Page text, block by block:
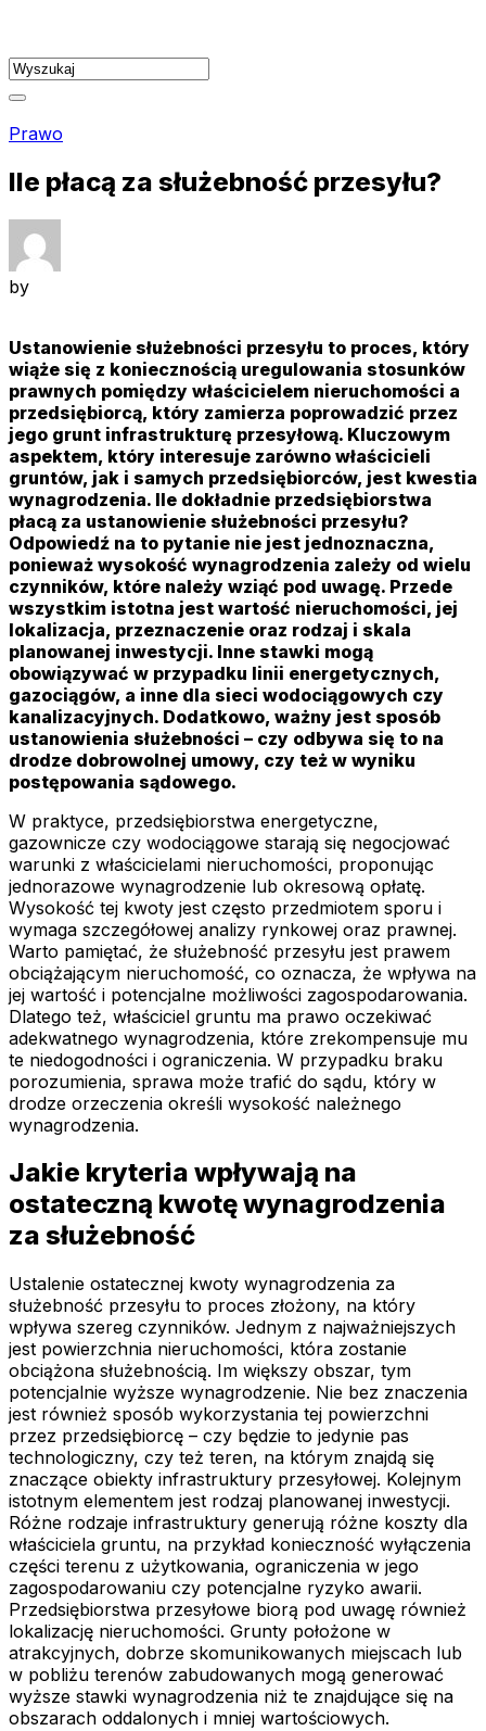
content
Prawo
Ile płacą za służebność przesyłu?
by
Ustanowienie służebności przesyłu to proces, który
wiąże się z koniecznością uregulowania stosunków
prawnych pomiędzy właścicielem nieruchomości a
przedsiębiorcą, który zamierza poprowadzić przez
jego grunt infrastrukturę przesyłową. Kluczowym
aspektem, który interesuje zarówno właścicieli
gruntów, jak i samych przedsiębiorców, jest kwestia
wynagrodzenia. Ile dokładnie przedsiębiorstwa
płacą za ustanowienie służebności przesyłu?
Odpowiedź na to pytanie nie jest jednoznaczna,
ponieważ wysokość wynagrodzenia zależy od wielu
czynników, które należy wziąć pod uwagę. Przede
wszystkim istotna jest wartość nieruchomości, jej
lokalizacja, przeznaczenie oraz rodzaj i skala
planowanej inwestycji. Inne stawki mogą
obowiązywać w przypadku linii energetycznych,
gazociągów, a inne dla sieci wodociągowych czy
kanalizacyjnych. Dodatkowo, ważny jest sposób
ustanowienia służebności – czy odbywa się to na
drodze dobrowolnej umowy, czy też w wyniku
postępowania sądowego.
W praktyce, przedsiębiorstwa energetyczne,
gazownicze czy wodociągowe starają się negocjować
warunki z właścicielami nieruchomości, proponując
jednorazowe wynagrodzenie lub okresową opłatę.
Wysokość tej kwoty jest często przedmiotem sporu i
wymaga szczegółowej analizy rynkowej oraz prawnej.
Warto pamiętać, że służebność przesyłu jest prawem
obciążającym nieruchomość, co oznacza, że wpływa na
jej wartość i potencjalne możliwości zagospodarowania.
Dlatego też, właściciel gruntu ma prawo oczekiwać
adekwatnego wynagrodzenia, które zrekompensuje mu
te niedogodności i ograniczenia. W przypadku braku
porozumienia, sprawa może trafić do sądu, który w
drodze orzeczenia określi wysokość należnego
wynagrodzenia.
Jakie kryteria wpływają na
ostateczną kwotę wynagrodzenia
za służebność
Ustalenie ostatecznej kwoty wynagrodzenia za
służebność przesyłu to proces złożony, na który
wpływa szereg czynników. Jednym z najważniejszych
jest powierzchnia nieruchomości, która zostanie
obciążona służebnością. Im większy obszar, tym
potencjalnie wyższe wynagrodzenie. Nie bez znaczenia
jest również sposób wykorzystania tej powierzchni
przez przedsiębiorcę – czy będzie to jedynie pas
technologiczny, czy też teren, na którym znajdą się
znaczące obiekty infrastruktury przesyłowej. Kolejnym
istotnym elementem jest rodzaj planowanej inwestycji.
Różne rodzaje infrastruktury generują różne koszty dla
właściciela gruntu, na przykład konieczność wyłączenia
części terenu z użytkowania, ograniczenia w jego
zagospodarowaniu czy potencjalne ryzyko awarii.
Przedsiębiorstwa przesyłowe biorą pod uwagę również
lokalizację nieruchomości. Grunty położone w
atrakcyjnych, dobrze skomunikowanych miejscach lub
w pobliżu terenów zabudowanych mogą generować
wyższe stawki wynagrodzenia niż te znajdujące się na
obszarach oddalonych i mniej wartościowych.